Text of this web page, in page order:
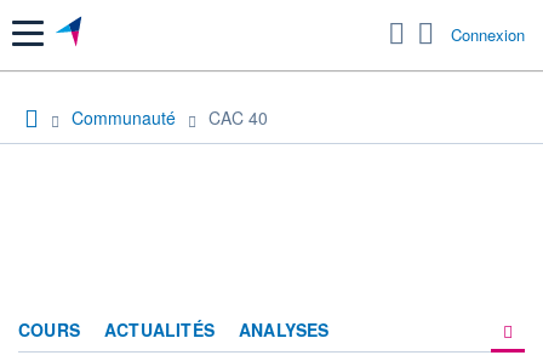
Menu Connexion
Communauté CAC 40
COURS ACTUALITÉS ANALYSES